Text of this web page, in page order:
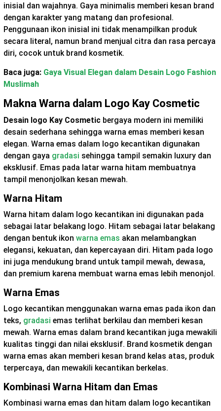
inisial dan wajahnya. Gaya minimalis memberi kesan brand
dengan karakter yang matang dan profesional.
Penggunaan ikon inisial ini tidak menampilkan produk
secara literal, namun brand menjual citra dan rasa percaya
diri, cocok untuk brand kosmetik.
Baca juga: Gaya Visual Elegan dalam Desain Logo Fashion
Muslimah
Makna Warna dalam Logo Kay Cosmetic
Desain logo Kay Cosmetic bergaya modern ini memiliki
desain sederhana sehingga warna emas memberi kesan
elegan. Warna emas dalam logo kecantikan digunakan
dengan gaya gradasi sehingga tampil semakin luxury dan
eksklusif. Emas pada latar warna hitam membuatnya
tampil menonjolkan kesan mewah.
Warna Hitam
Warna hitam dalam logo kecantikan ini digunakan pada
sebagai latar belakang logo. Hitam sebagai latar belakang
dengan bentuk ikon warna emas akan melambangkan
elegansi, kekuatan, dan kepercayaan diri. Hitam pada logo
ini juga mendukung brand untuk tampil mewah, dewasa,
dan premium karena membuat warna emas lebih menonjol.
Warna Emas
Logo kecantikan menggunakan warna emas pada ikon dan
teks, gradasi emas terlihat berkilau dan memberi kesan
mewah. Warna emas dalam brand kecantikan juga mewakili
kualitas tinggi dan nilai eksklusif. Brand kosmetik dengan
warna emas akan memberi kesan brand kelas atas, produk
terpercaya, dan mewakili kecantikan berkelas.
Kombinasi Warna Hitam dan Emas
Kombinasi warna emas dan hitam dalam logo kecantikan